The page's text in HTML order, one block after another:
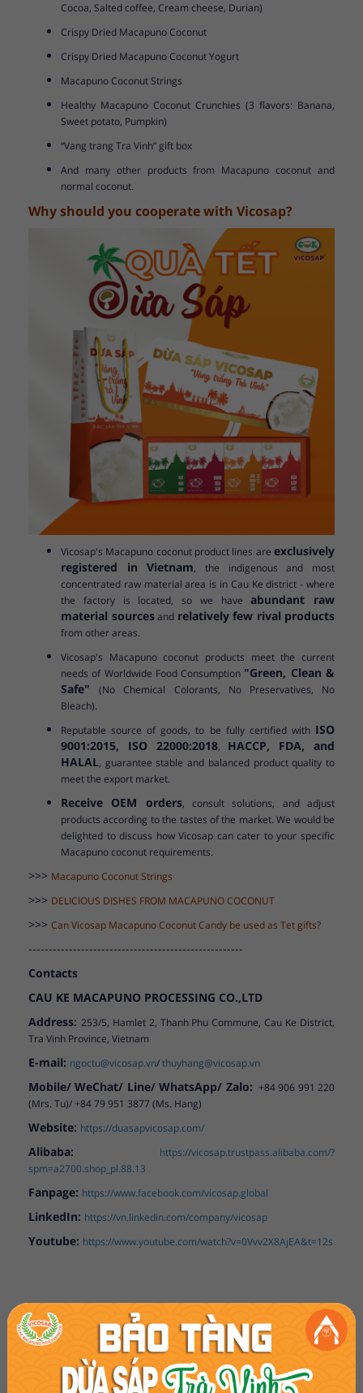
Cocoa, Salted coffee, Cream cheese, Durian)
Crispy Dried Macapuno Coconut
Crispy Dried Macapuno Coconut Yogurt
Macapuno Coconut Strings
Healthy Macapuno Coconut Crunchies (3 flavors: Banana,
Sweet potato, Pumpkin)
“Vang trang Tra Vinh” gift box
And many other products from Macapuno coconut and
normal coconut.
Why should you cooperate with Vicosap?
Vicosap's Macapuno coconut product lines are exclusively
registered in Vietnam, the indigenous and most
concentrated raw material area is in Cau Ke district - where
the factory is located, so we haveabundant raw
material sourcesand relatively few rival products
from other areas.
Vicosap's Macapuno coconut products meet the current
needs of Worldwide Food Consumption "Green, Clean &
Safe"(No Chemical Colorants, No Preservatives, No
Bleach).
Reputable source of goods, to be fully certified with ISO
9001:2015, ISO 22000:2018, HACCP, FDA, and
HALAL, guarantee stable and balanced product quality to
meet the export market.
Receive OEM orders, consult solutions, and adjust
products according to the tastes of the market. We would be
delighted to discuss how Vicosap can cater to your specific
Macapuno coconut requirements.
>>> Macapuno Coconut Strings
>>> DELICIOUS DISHES FROM MACAPUNO COCONUT
>>> Can Vicosap Macapuno Coconut Candy be used as Tet gifts?
-----------------------------------------------------
Contacts
CAU KE MACAPUNO PROCESSING CO.,LTD
Address: 253/5, Hamlet 2, Thanh Phu Commune, Cau Ke District,
Tra Vinh Province, Vietnam
E-mail: ngoctu@vicosap.vn/ thuyhang@vicosap.vn
Mobile/ WeChat/ Line/ WhatsApp/ Zalo: +84 906 991 220
(Mrs. Tu)/ +84 79 951 3877 (Ms. Hang)
Website: https://duasapvicosap.com/
Alibaba:
https://vicosap.trustpass.alibaba.com/?
spm=a2700.shop_pl.88.13
Fanpage: https://www.facebook.com/vicosap.global
LinkedIn: https://vn.linkedin.com/company/vicosap
Youtube: https://www.youtube.com/watch?v=0Vvv2X8AjEA&t=12s
TIN TỨC CÙNG DANH MỤC